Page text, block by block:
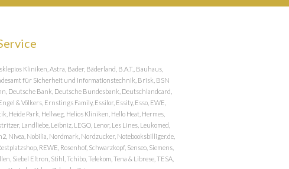
Kliniken, Astra, Bader, Bäderland, B.A.T., Bauhaus,
für Sicherheit und Informationstechnik, Brisk, BSN
Deutsche Bank, Deutsche Bundesbank, Deutschlandcard,
& Völkers, Ernstings Family, Essilor, Essity, Esso, EWE,
Heide Park, Hellweg, Helios Kliniken, Hello Heat, Hermes,
Landliebe, Leibniz, LEGO, Lenor, Les Lines, Leukomed,
Nivea, Nobilia, Nordmark, Nordzucker, Notebooksbilliger.de,
REWE, Rosenhof, Schwarzkopf, Senseo, Siemens,
Siebel Eltron, Stihl, Tchibo, Telekom, Tena & Librese, TESA,